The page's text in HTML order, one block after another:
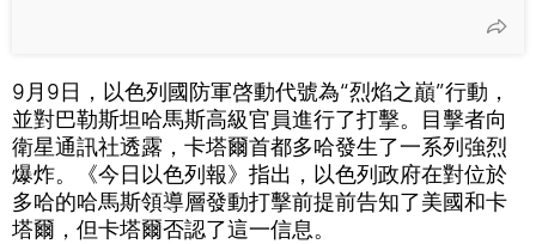
9月9日，以色列國防軍啓動代號為“烈焰之巔”行動，
並對巴勒斯坦哈馬斯高級官員進行了打擊。目擊者向
衛星通訊社透露，卡塔爾首都多哈發生了一系列強烈
爆炸。《今日以色列報》指出，以色列政府在對位於
多哈的哈馬斯領導層發動打擊前提前告知了美國和卡
塔爾，但卡塔爾否認了這一信息。